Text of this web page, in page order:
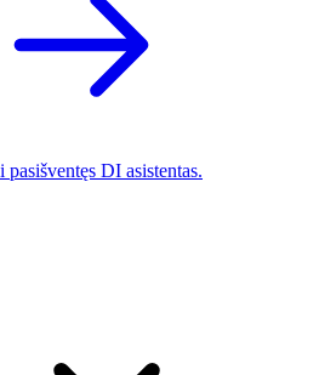
pasišventęs DI asistentas.